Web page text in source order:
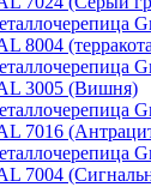
8004
3005 (Вишня)
7016
7004